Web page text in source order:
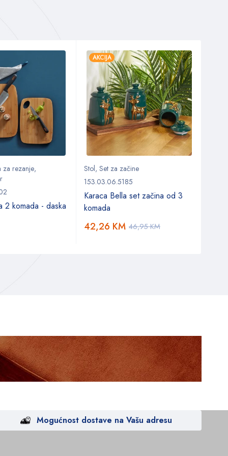
za rezanje,
2 komada - daska
AKCIJA
Stol, Set za začine
153.03.06.5185
Karaca Bella set začina od 3
komada
46,95KM
42,26 KM
Mogućnost dostave na Vašu adresu